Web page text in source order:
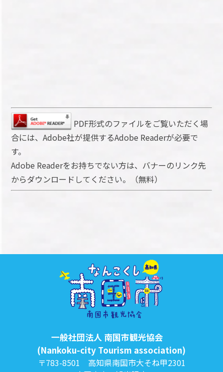
PDF形式のファイルをご覧いただく場
合には、Adobe社が提供するAdobe Readerが必要で
す。
Adobe Readerをお持ちでない方は、バナーのリンク先
からダウンロードしてください。（無料）
一般社団法人 南国市観光協会
(Nankoku-city Tourism association)
〒783-8501 高知県南国市大そね甲2301